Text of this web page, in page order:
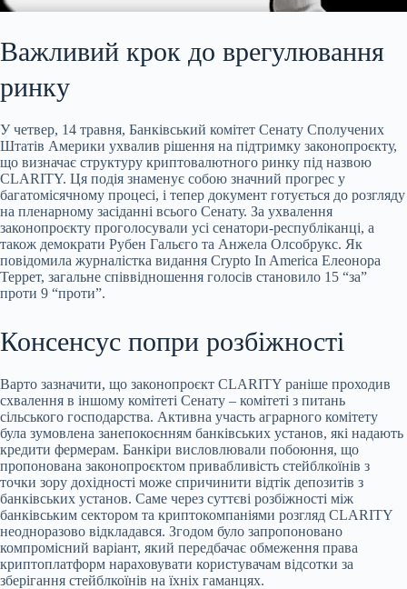
Важливий крок до врегулювання
ринку
У четвер, 14 травня, Банківський комітет Сенату Сполучених
Штатів Америки ухвалив рішення на підтримку законопроєкту,
що визначає структуру криптовалютного ринку під назвою
CLARITY. Ця подія знаменує собою значний прогрес у
багатомісячному процесі, і тепер документ готується до розгляду
на пленарному засіданні всього Сенату. За ухвалення
законопроєкту проголосували усі сенатори-республіканці, а
також демократи Рубен Гальєго та Анжела Олсобрукс. Як
повідомила журналістка видання Crypto In America Елеонора
Террет, загальне співвідношення голосів становило 15 “за”
проти 9 “проти”.
Консенсус попри розбіжності
Варто зазначити, що законопроєкт CLARITY раніше проходив
схвалення в іншому комітеті Сенату – комітеті з питань
сільського господарства. Активна участь аграрного комітету
була зумовлена занепокоєнням банківських установ, які надають
кредити фермерам. Банкіри висловлювали побоюння, що
пропонована законопроєктом привабливість стейблкоїнів з
точки зору дохідності може спричинити відтік депозитів з
банківських установ. Саме через суттєві розбіжності між
банківським сектором та криптокомпаніями розгляд CLARITY
неодноразово відкладався. Згодом було запропоновано
компромісний варіант, який передбачає обмеження права
криптоплатформ нараховувати користувачам відсотки за
зберігання стейблкоїнів на їхніх гаманцях.